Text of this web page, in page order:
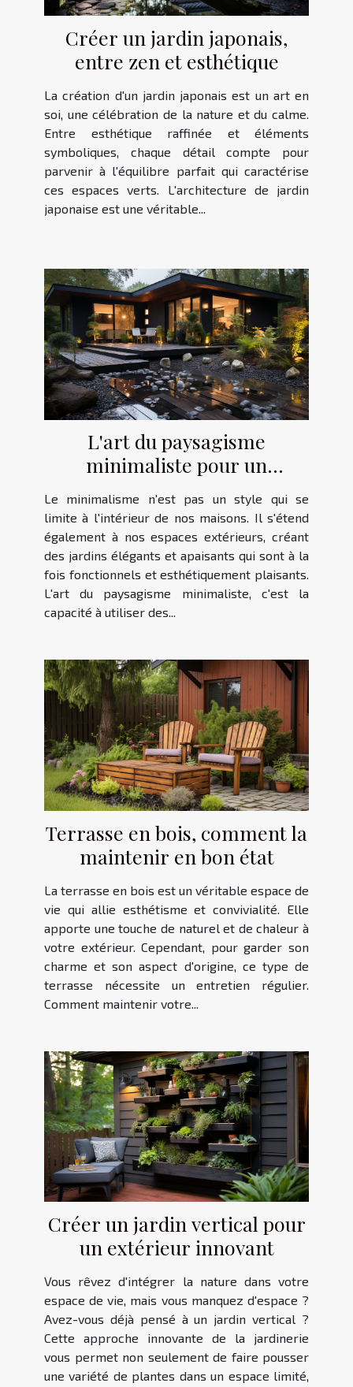
Créer un jardin japonais,
entre zen et esthétique
La création d'un jardin japonais est un art en
soi, une célébration de la nature et du calme.
Entre esthétique raffinée et éléments
symboliques, chaque détail compte pour
parvenir à l'équilibre parfait qui caractérise
ces espaces verts. L'architecture de jardin
japonaise est une véritable...
L'art du paysagisme
minimaliste pour un
extérieur élégant
Le minimalisme n'est pas un style qui se
limite à l'intérieur de nos maisons. Il s'étend
également à nos espaces extérieurs, créant
des jardins élégants et apaisants qui sont à la
fois fonctionnels et esthétiquement plaisants.
L'art du paysagisme minimaliste, c'est la
capacité à utiliser des...
Terrasse en bois, comment la
maintenir en bon état
La terrasse en bois est un véritable espace de
vie qui allie esthétisme et convivialité. Elle
apporte une touche de naturel et de chaleur à
votre extérieur. Cependant, pour garder son
charme et son aspect d'origine, ce type de
terrasse nécessite un entretien régulier.
Comment maintenir votre...
Créer un jardin vertical pour
un extérieur innovant
Vous rêvez d'intégrer la nature dans votre
espace de vie, mais vous manquez d'espace ?
Avez-vous déjà pensé à un jardin vertical ?
Cette approche innovante de la jardinerie
vous permet non seulement de faire pousser
une variété de plantes dans un espace limité,